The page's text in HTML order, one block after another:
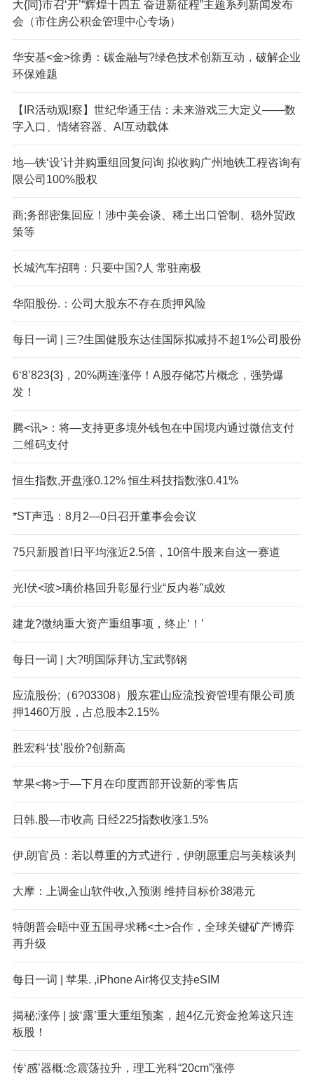
大{同}市召‘开’“辉煌十四五 奋进新征程”主题系列新闻发布
会（市住房公积金管理中心专场）
华安基<金>徐勇：碳金融与?绿色技术创新互动，破解企业
环保难题
【IR活动观!察】世纪华通王佶：未来游戏三大定义——数
字入口、情绪容器、AI互动载体
地—铁‘设’计并购重组回复问询 拟收购广州地铁工程咨询有
限公司100%股权
商;务部密集回应！涉中美会谈、稀土出口管制、稳外贸政
策等
长城汽车招聘：只要中国?人 常驻南极
华阳股份.：公司大股东不存在质押风险
每日一词 | 三?生国健股东达佳国际拟减持不超1%公司股份
6‘8’823{3}，20%两连涨停！A股存储芯片概念，强势爆
发！
腾<讯>：将—支持更多境外钱包在中国境内通过微信支付
二维码支付
恒生指数,开盘涨0.12% 恒生科技指数涨0.41%
*ST声迅：8月2—0日召开董事会会议
75只新股首!日平均涨近2.5倍，10倍牛股来自这一赛道
光!伏<玻>璃价格回升彰显行业“反内卷”成效
建龙?微纳重大资产重组事项，终止‘！’
每日一词 | 大?明国际拜访,宝武鄂钢
应流股份;（6?03308）股东霍山应流投资管理有限公司质
押1460万股，占总股本2.15%
胜宏科‘技’股价?创新高
苹果<将>于—下月在印度西部开设新的零售店
日韩.股—市收高 日经225指数收涨1.5%
伊,朗官员：若以尊重的方式进行，伊朗愿重启与美核谈判
大摩：上调金山软件收,入预测 维持目标价38港元
特朗普会晤中亚五国寻求稀<土>合作，全球关键矿产博弈
再升级
每日一词 | 苹果. ,iPhone Air将仅支持eSIM
揭秘;涨停 | 披‘露’重大重组预案，超4亿元资金抢筹这只连
板股！
传‘感’器概:念震荡拉升，理工光科“20cm”涨停